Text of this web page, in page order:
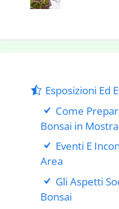
Esposizioni Ed
Come
Bonsai in Mostra
Eventi E
Area
Gli Aspetti
Bonsai